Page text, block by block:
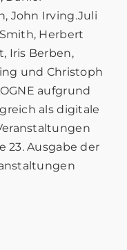
John Irving.Juli
Herbert
Iris Berben,
und Christoph
aufgrund
als digitale
23. Ausgabe der